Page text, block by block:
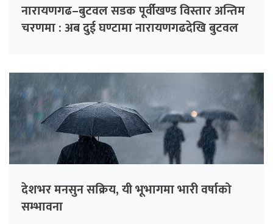
नारायणगढ–बुटवल सडक पूर्वीखण्ड विस्तार अन्तिम
चरणमा : अब दुई घण्टामा नारायणगढदेखि बुटवल
देशभर मनसुन सक्रिय, यी भूभागमा भारी वर्षाको
सम्भावना